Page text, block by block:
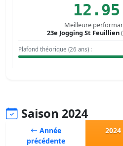
12.95
Meilleure
23e Jogging St Feuillien
Plafond théorique (26 ans) :
Saison 2024
Année
précédente
2024